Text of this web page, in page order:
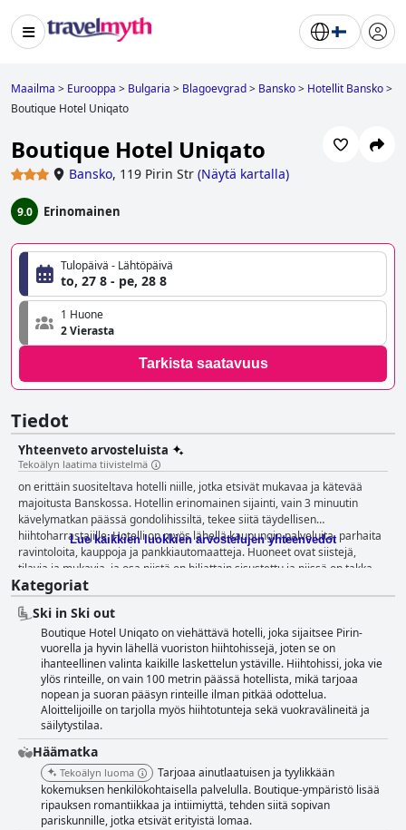
Maailma > Eurooppa > Bulgaria > Blagoevgrad> Bansko> Hotellit Bansko>
Boutique Hotel Uniqato
Boutique Hotel Uniqato
Bansko, 119 Pirin Str (Näytä kartalla)
9.0 Erinomainen
Tulopäivä - Lähtöpäivä
to, 27 8 - pe, 28 8
1 Huone
2 Vierasta
Tarkista saatavuus
Tiedot
Yhteenveto arvosteluista
Tekoälyn laatima tiivistelmä
on erittäin suositeltava hotelli niille, jotka etsivät mukavaa ja kätevää
majoitusta Banskossa. Hotellin erinomainen sijainti, vain 3 minuutin
kävelymatkan päässä gondolihissiltä, tekee siitä täydellisen
hiihtoharrastajille. Hotelli on myös lähellä kaupungin palveluita, parhaita
ravintoloita, kauppoja ja pankkiautomaatteja. Huoneet ovat siistejä,
tilavia ja mukavia, ja osa niistä on hiljattain sisustettu ja niissä on takka,
parveke ja terassi vuoristomaisemilla. Hotellin henkilökunta on
ystävällistä, kohteliasta, ystävällistä ja huomaavaista kaikkia asiakkaiden
tarpeita kohtaan tarjoten fantastista asiakaspalvelua. Hotellin
ravintolassa tarjoiltava aamiainen ja illallinen ovat herkullisia ja
laadukkaita, ja valittavana on laaja valikoima vaihtoehtoja. Hotelli tarjoaa
myös ilmaisen ja turvallisen maanalaisen pysäköinnin, jossa on hissit
helpottamaan pääsyä. Vaikka jotkut vieraat kokivat kylpylän olevan perus
ja kunnostuksen tarpeessa, toiset arvostivat mukana olevia palveluita,
kuten saunaa ja höyrysaunaa. Kaiken kaikkiaan tarjoaa tyydyttävän ja
monipuolisen gastronomisen kokemuksen, mukavaa majoitusta ja
lyömättömän henkilökunnan, mikä tekee siitä erinomaisen valinnan
rentouttavaan ja nautinnolliseen oleskeluun Banskossa.
Lue kaikkien luokkien arvostelujen yhteenvedot
Kategoriat
Ski in Ski out
Boutique Hotel Uniqato on viehättävä hotelli, joka sijaitsee Pirin-
vuorella ja hyvin lähellä vuoriston hiihtohissejä, joten se on
ihanteellinen valinta kaikille laskettelun ystäville. Hiihtohissi, joka vie
ylös rinteille, on vain 100 metrin päässä hotellista, mikä tarjoaa
nopean ja suoran pääsyn rinteille ilman pitkää odottelua.
Aloittelijoille on tarjolla myös hiihtotunteja sekä vuokravälineitä ja
säilytystilaa.
Häämatka
Tekoälyn luoma
Tarjoaa ainutlaatuisen ja tyylikkään
kokemuksen henkilökohtaisella palvelulla. Boutique-ympäristö lisää
ripauksen romantiikkaa ja intiimiyttä, tehden siitä sopivan
pariskunnille, jotka etsivät erityistä lomaa.